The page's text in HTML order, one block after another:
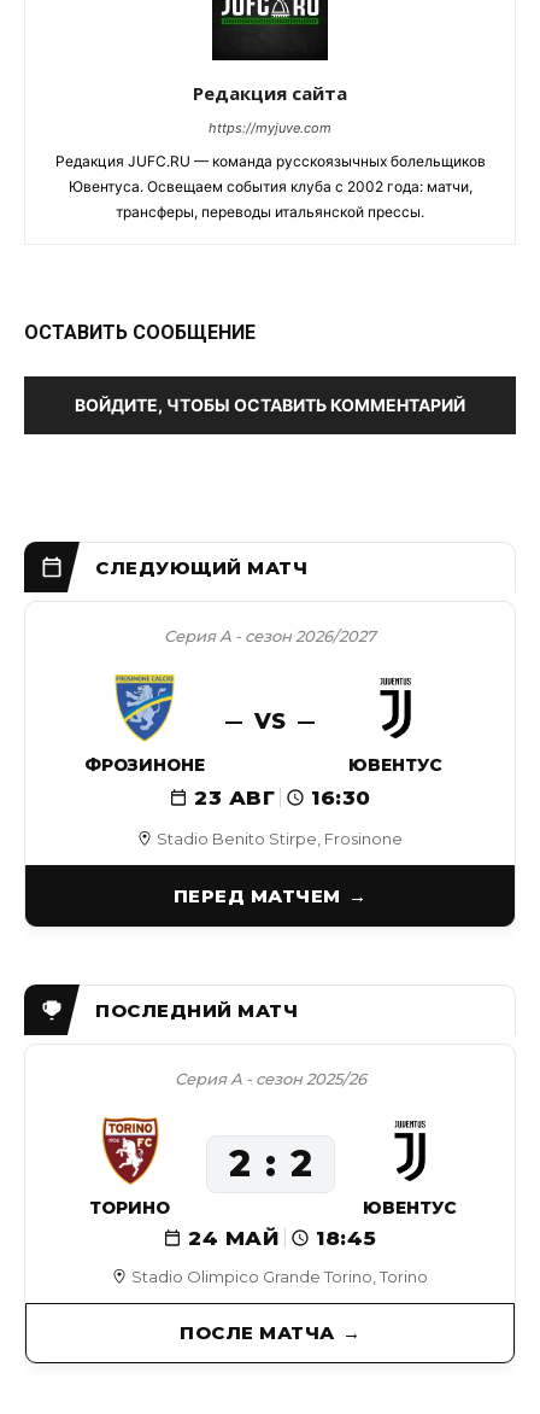
Редакция сайта
https://myjuve.com
Редакция JUFC.RU — команда русскоязычных болельщиков
Ювентуса. Освещаем события клуба с 2002 года: матчи,
трансферы, переводы итальянской прессы.
ОСТАВИТЬ СООБЩЕНИЕ
ВОЙДИТЕ, ЧТОБЫ ОСТАВИТЬ КОММЕНТАРИЙ
Stadio Benito Stirpe, Frosinone
Серия А - сезон 2026/2027
ФРОЗИНОНЕ
VS
ЮВЕНТУС
23 АВГ 16:30
ПЕРЕД МАТЧЕМ
Stadio Olimpico Grande Torino, Torino
Серия А - сезон 2025/26
24 МАЙ 18:45
ТОРИНО
2 2
ЮВЕНТУС
ПОСЛЕ МАТЧА